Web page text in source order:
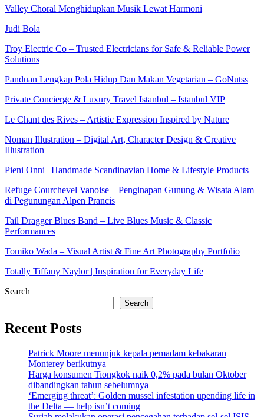
Valley Choral Menghidupkan Musik Lewat Harmoni
Judi Bola
Troy Electric Co – Trusted Electricians for Safe & Reliable Power
Solutions
Panduan Lengkap Pola Hidup Dan Makan Vegetarian – GoNutss
Private Concierge & Luxury Travel Istanbul – Istanbul VIP
Le Chant des Rives – Artistic Expression Inspired by Nature
Noman Illustration – Digital Art, Character Design & Creative
Illustration
Pieni Onni | Handmade Scandinavian Home & Lifestyle Products
Refuge Courchevel Vanoise – Penginapan Gunung & Wisata Alam
di Pegunungan Alpen Prancis
Tail Dragger Blues Band – Live Blues Music & Classic
Performances
Tomiko Wada – Visual Artist & Fine Art Photography Portfolio
Totally Tiffany Naylor | Inspiration for Everyday Life
Search
Search
Recent Posts
Patrick Moore menunjuk kepala pemadam kebakaran
Monterey berikutnya
Harga konsumen Tiongkok naik 0,2% pada bulan Oktober
dibandingkan tahun sebelumnya
‘Emerging threat’: Golden mussel infestation upending life in
the Delta — help isn’t coming